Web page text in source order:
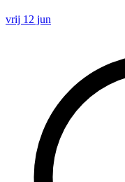
vrij 12 jun